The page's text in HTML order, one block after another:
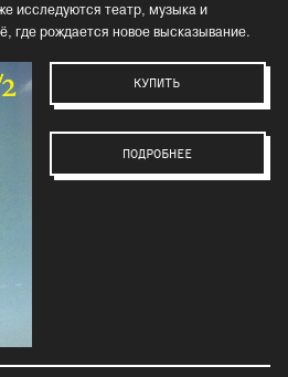
исследуются театр, музыка и
где рождается новое высказывание.
КУПИТЬ
ПОДРОБНЕЕ